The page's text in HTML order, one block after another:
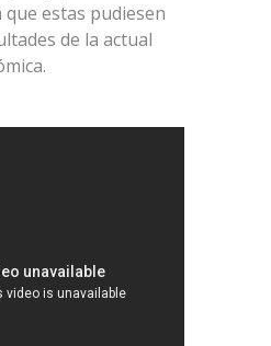
estas pudiesen
de la actual